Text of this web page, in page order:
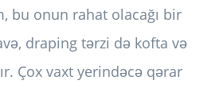
bu onun rahat olacağı bir
draping tərzi də kofta və
Çox vaxt yerindəcə qərar